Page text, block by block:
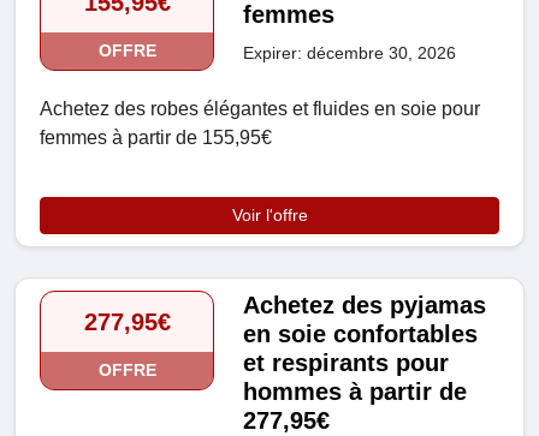
OFFRE
femmes
Expirer: décembre 30, 2026
Achetez des robes élégantes et fluides en soie pour
femmes à partir de 155,95€
Voir l'offre
277,95€
OFFRE
Achetez des pyjamas
en soie confortables
et respirants pour
hommes à partir de
277,95€